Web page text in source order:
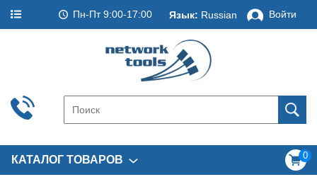
Пн-Пт 9:00-17:00 Язык: Russian Войти
КАТАЛОГ ТОВАРОВ 0